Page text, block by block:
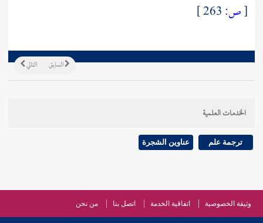
[ص:
التالي السابق
الخدمات العلمية
ترجمة علم عناوين الشجرة
وثيقة الخصوصية اتفاقية الخدمة اتصل بنا من نحن